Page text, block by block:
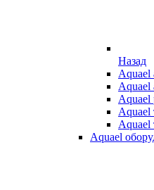
Назад
Aquael
Aquael
Aquael
Aquael